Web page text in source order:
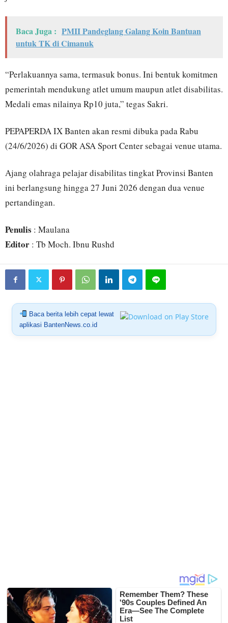
Baca Juga : PMII Pandeglang Galang Koin Bantuan
untuk TK di Cimanuk
“Perlakuannya sama, termasuk bonus. Ini bentuk komitmen
pemerintah mendukung atlet umum maupun atlet disabilitas.
Medali emas nilainya Rp10 juta,” tegas Sakri.
PEPAPERDA IX Banten akan resmi dibuka pada Rabu
(24/6/2026) di GOR ASA Sport Center sebagai venue utama.
Ajang olahraga pelajar disabilitas tingkat Provinsi Banten
ini berlangsung hingga 27 Juni 2026 dengan dua venue
pertandingan.
Penulis : Maulana
Editor : Tb Moch. Ibnu Rushd
Baca berita lebih cepat lewat
aplikasi BantenNews.co.id